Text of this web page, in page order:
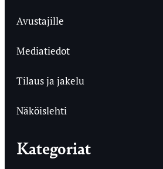
Avustajille
Mediatiedot
Tilaus ja jakelu
Näköislehti
Kategoriat